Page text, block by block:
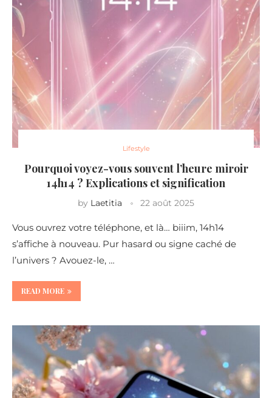
Lifestyle
Pourquoi voyez-vous souvent l’heure miroir
14h14 ? Explications et signification
by Laetitia 22 août 2025
Vous ouvrez votre téléphone, et là… biiim, 14h14
s’affiche à nouveau. Pur hasard ou signe caché de
l’univers ? Avouez-le, …
READ MORE